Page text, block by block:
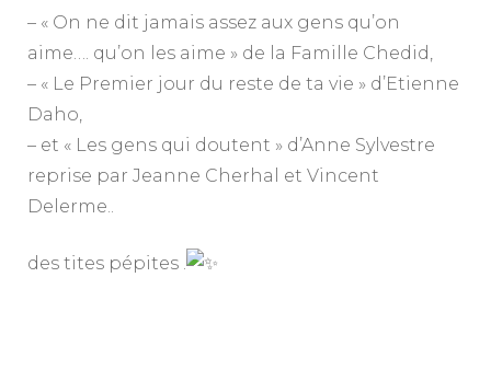
– « On ne dit jamais assez aux gens qu’on
aime…. qu’on les aime » de la Famille Chedid,
– « Le Premier jour du reste de ta vie » d’Etienne
Daho,
– et « Les gens qui doutent » d’Anne Sylvestre
reprise par Jeanne Cherhal et Vincent
Delerme..
des tites pépites .